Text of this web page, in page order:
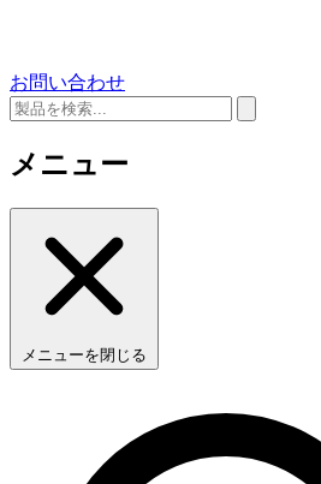
お問い合わせ
メニュー
メニューを閉じる